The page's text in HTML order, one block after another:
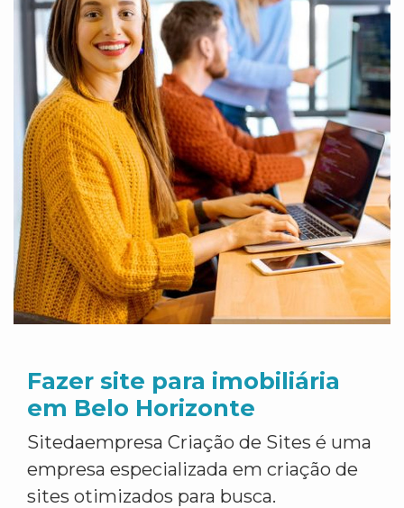
Fazer site para imobiliária
em Belo Horizonte
Sitedaempresa Criação de Sites é uma
empresa especializada em criação de
sites otimizados para busca.